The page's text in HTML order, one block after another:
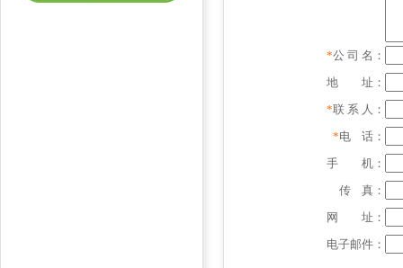
*公 司 名：
地 址：
*联 系 人：
*电 话：
手 机：
传 真：
网 址：
电子邮件：